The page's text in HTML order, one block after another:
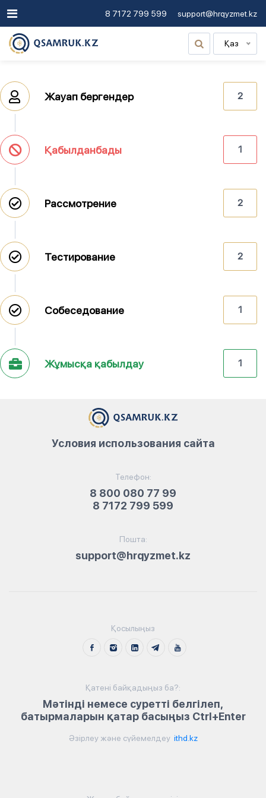
8 7172 799 599 support@hrqyzmet.kz
Қаз
Жауап бергендер 2
Қабылданбады 1
Рассмотрение 2
Тестирование 2
Собеседование 1
Жұмысқа қабылдау 1
Телефон:
8 800 080 77 99
8 7172 799 599
Пошта:
support@hrqyzmet.kz
Условия использования сайта
Қосылыңыз
Қатені байқадыңыз ба?:
Мәтінді немесе суретті белгілеп,
батырмаларын қатар басыңыз Ctrl+Enter
Әзірлеу және сүйемелдеу ithd.kz